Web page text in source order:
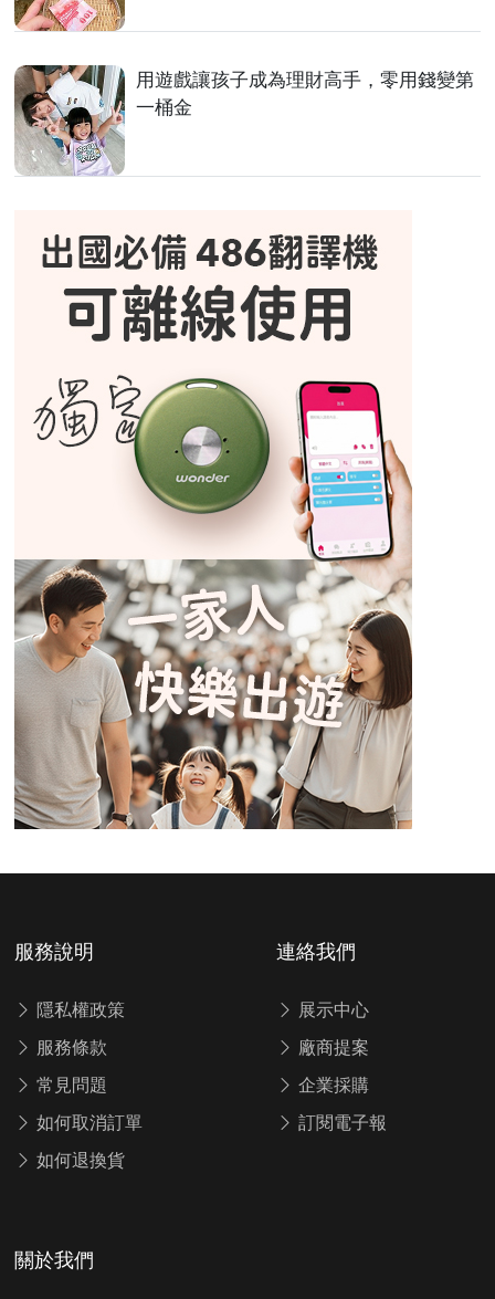
用遊戲讓孩子成為理財高手，零用錢變第
一桶金
服務說明
隱私權政策
服務條款
常見問題
如何取消訂單
如何退換貨
連絡我們
展示中心
廠商提案
企業採購
訂閱電子報
關於我們